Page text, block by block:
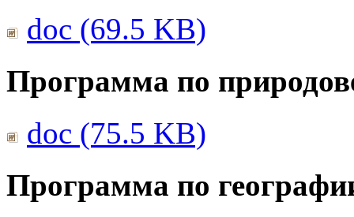
doc (69.5 KB)
Программа по
doc (75.5 KB)
Программа по